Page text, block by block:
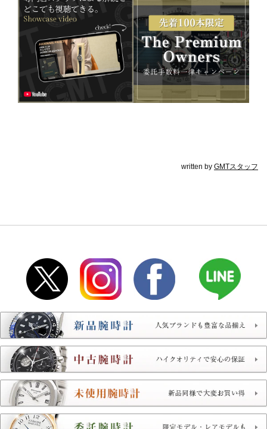
written by GMTスタッフ